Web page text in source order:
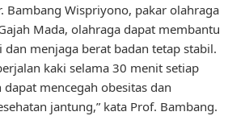
Bambang Wispriyono, pakar olahraga
Mada, olahraga dapat membantu
menjaga berat badan tetap stabil.
kaki selama 30 menit setiap
mencegah obesitas dan
jantung,” kata Prof. Bambang.